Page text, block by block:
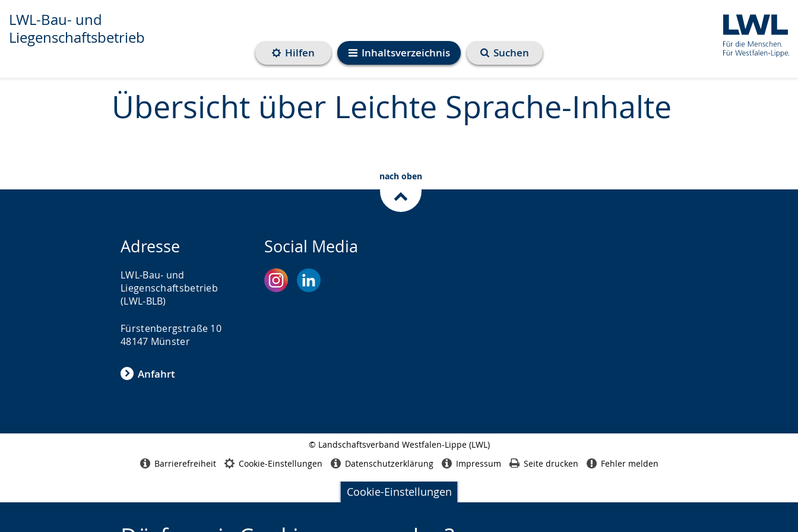
LWL-Bau- und
Liegenschaftsbetrieb
Inhaltsverzeichnis
Hilfen Suchen
Cookie-Einstellungen
Übersicht über Leichte Sprache-Inhalte
nach oben
Adresse
LWL-Bau- und
Liegenschaftsbetrieb
(LWL-BLB)
Fürstenbergstraße 10
48147 Münster
Anfahrt
Social Media
© Landschaftsverband Westfalen-Lippe (LWL)
Barrierefreiheit Cookie-Einstellungen Datenschutzerklärung Impressum Seite drucken Fehler melden